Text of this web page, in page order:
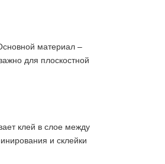
материал –
для плоскостной
клей в слое между
и склейки